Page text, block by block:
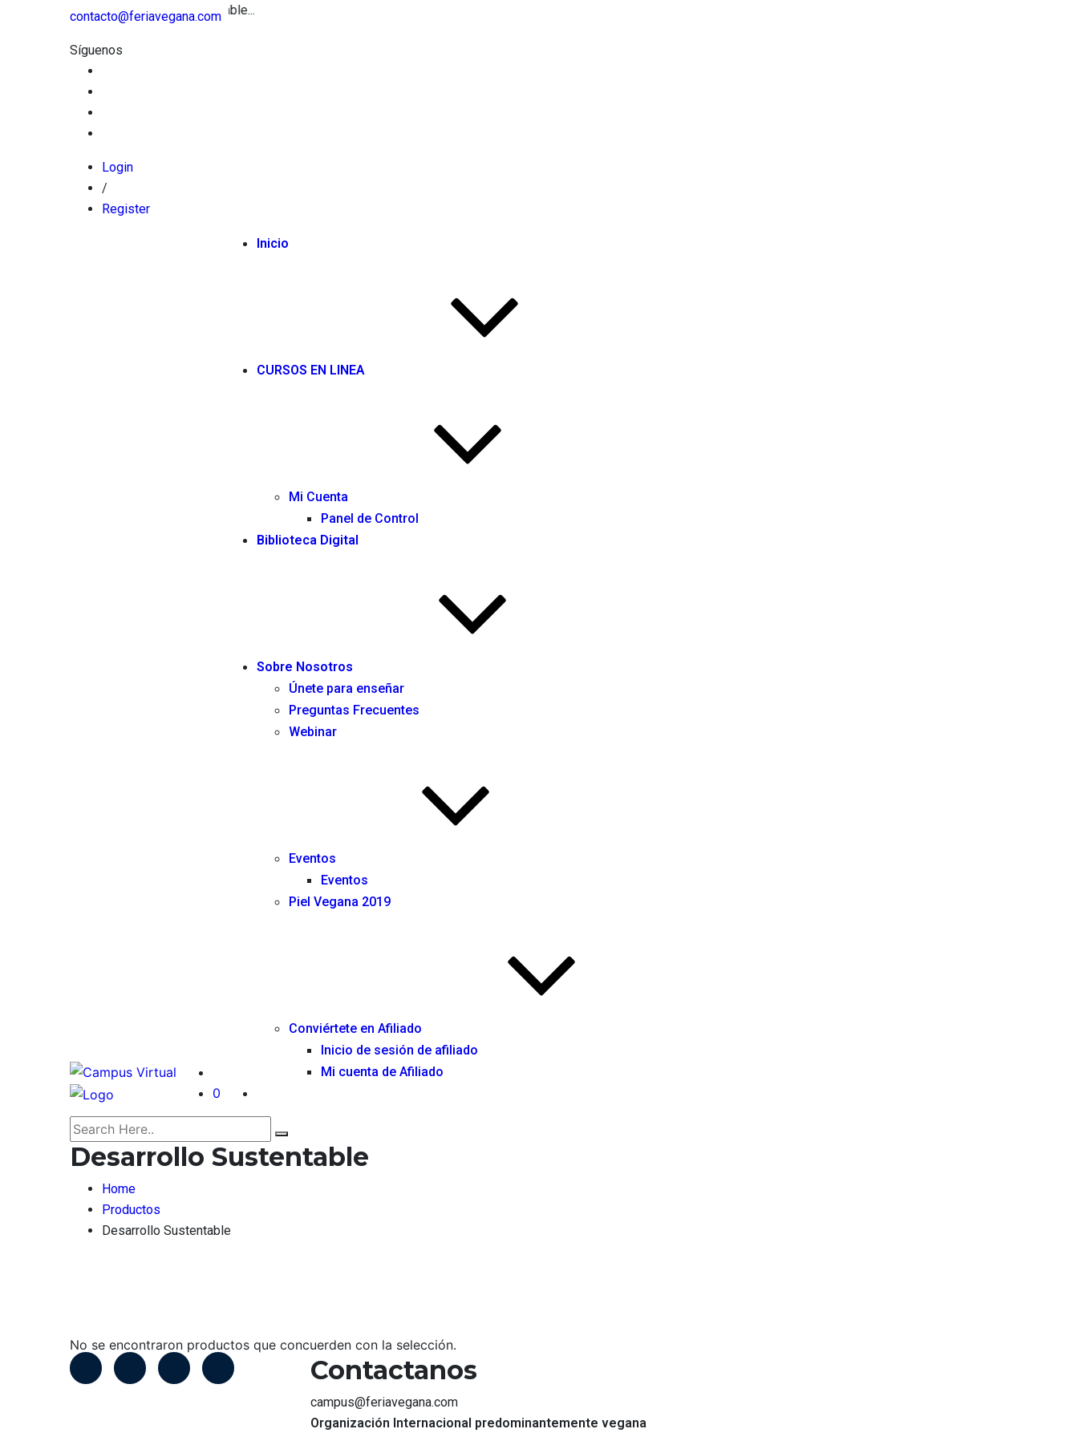
contacto@feriavegana.com
Piel Vegana 100% biodegradable...
Síguenos
Login
/
Register
0
Inicio
CURSOS EN LINEA
Mi Cuenta
Panel de Control
Biblioteca Digital
Sobre Nosotros
Únete para enseñar
Preguntas Frecuentes
Webinar
Eventos
Eventos
Piel Vegana 2019
Conviértete en Afiliado
Inicio de sesión de afiliado
Mi cuenta de Afiliado
Desarrollo Sustentable
Home
Productos
Desarrollo Sustentable
No se encontraron productos que concuerden con la selección.
Contactanos
campus@feriavegana.com
Organización Internacional predominantemente vegana